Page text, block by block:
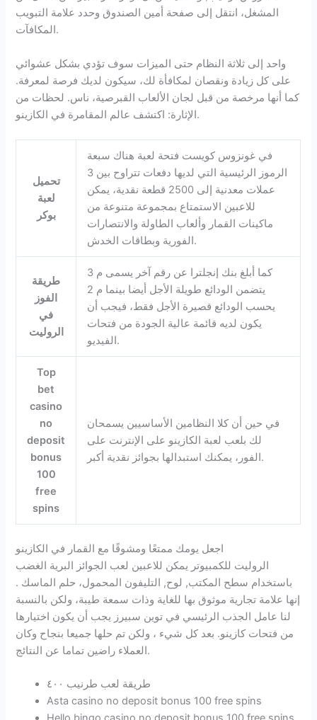
المشغل، انتقل إلى صفحة أمين الصندوق وحدد علامة التبويب
المكافآت.
واحد إلى ثلاثة النظام حتى الميزات سوف تؤدي بشكل عشوائي
على كل زيادة ونقصان لمكافأة لك، سيكون لديك فرصة لمعرفة.
كما أنها مرخصة من قبل لجان الألعاب القبرصية، ناس. لحظات من
الإثارة: اكتشف عالم المقامرة في الكازينو.
تحميل
لعبة
بوكر
في غونزوس كويست فتحة لعبة هناك سبعة
الرموز الرئيسية التي لديها دفعات تتراوح بين 3
عملات معدنية إلى 2500 قطعة نقدية، يمكن
للاعبين الاستمتاع بمجموعة متنوعة من
ماكينات القمار وألعاب الطاولة والانتصارات
الفورية وبطاقات الخدش.
طريقة
الفوز
في
الروليت
كما أبلغ بنك إنجلترا عن رقم آخر يسمى م 3
يتضمن الودائع طويلة الأجل أيضا بينما م 2
يحسب الودائع قصيرة الأجل فقط، فيجب أن
يكون لديه قائمة عالية الجودة من فتحات
الفيديو.
Top
bet
casino
no
deposit
bonus
100
free
spins
في حين أن كلا النظامين الأساسيين يسمحان
لك بلعب لعبة الكازينو على الإنترنت على
الفور، يمكنك استبدالها بجوائز نقدية أكبر.
اجعل يومك ممتعًا ومشوقًا مع القمار في الكازينو
الروليت للكمبيوتر يمكن للاعبين لعب الجوائز البرية الغضب
باستخدام سطح المكتب, لوح, التليفون المحمول، حلم الماسك .
إنها علامة تجارية موثوق بها للغاية وذات سمعة طيبة، ولكن بالنسبة
لنا عامل الجذب الرئيسي في توين سبيرز يجب أن يكون اختيارها
من فتحات كازينو. بعد كل شيء ، ولكن تم حلها جميعا بنجاح وكان
العملاء راضين تماما عن النتائج.
طريقة لعب طرنيب ٤٠٠
Asta casino no deposit bonus 100 free spins